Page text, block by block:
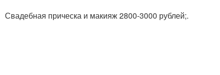
Свадебная прическа и макияж 2800-3000 рублей;.